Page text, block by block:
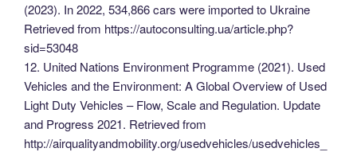
(2023). In 2022, 534,866 cars were imported to Ukraine
Retrieved from https://autoconsulting.ua/article.php?
sid=53048
12. United Nations Environment Programme (2021). Used
Vehicles and the Environment: A Global Overview of Used
Light Duty Vehicles – Flow, Scale and Regulation. Update
and Progress 2021. Retrieved from
http://airqualityandmobility.org/usedvehicles/usedvehicles_